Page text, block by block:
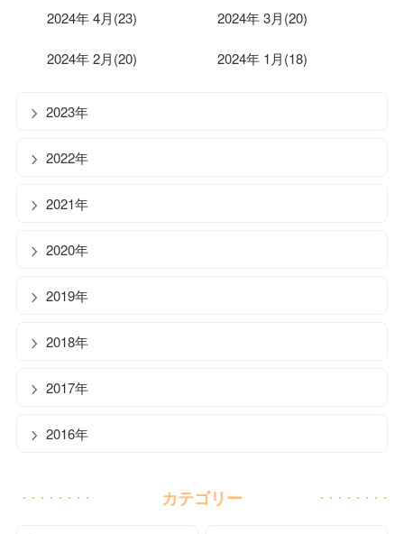
2024年 4月(23) 2024年 3月(20)
2024年 2月(20) 2024年 1月(18)
2023年
2022年
2021年
2020年
2019年
2018年
2017年
2016年
カテゴリー